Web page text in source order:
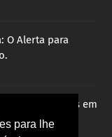
para lhe
O Alerta para
em negociações em
grandes